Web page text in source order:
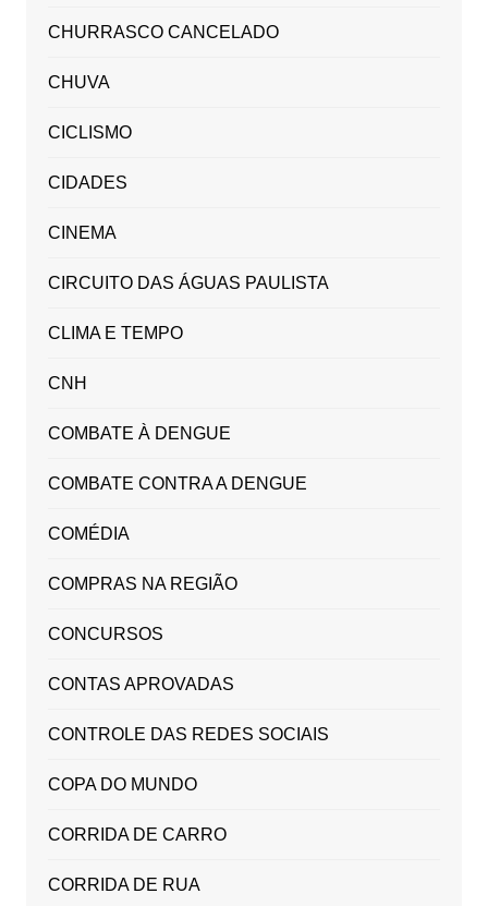
CHURRASCO CANCELADO
CHUVA
CICLISMO
CIDADES
CINEMA
CIRCUITO DAS ÁGUAS PAULISTA
CLIMA E TEMPO
CNH
COMBATE À DENGUE
COMBATE CONTRA A DENGUE
COMÉDIA
COMPRAS NA REGIÃO
CONCURSOS
CONTAS APROVADAS
CONTROLE DAS REDES SOCIAIS
COPA DO MUNDO
CORRIDA DE CARRO
CORRIDA DE RUA